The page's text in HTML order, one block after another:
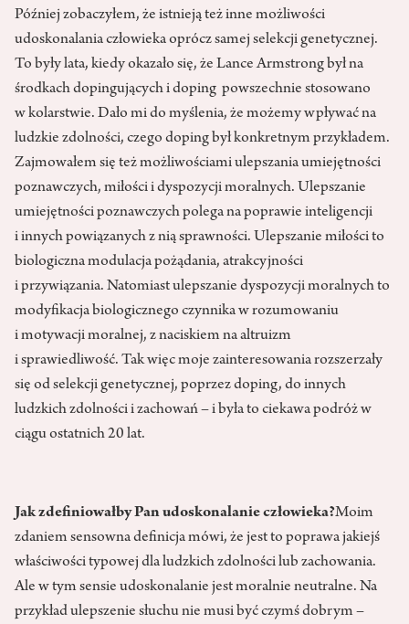
Później zobaczyłem, że istnieją też inne możliwości
udoskonalania człowieka oprócz samej selekcji genetycznej.
To były lata, kiedy okazało się, że Lance Armstrong był na
środkach dopingujących i doping powszechnie stosowano
w kolarstwie. Dało mi do myślenia, że możemy wpływać na
ludzkie zdolności, czego doping był konkretnym przykładem.
Zajmowałem się też możliwościami ulepszania umiejętności
poznawczych, miłości i dyspozycji moralnych. Ulepszanie
umiejętności poznawczych polega na poprawie inteligencji
i innych powiązanych z nią sprawności. Ulepszanie miłości to
biologiczna modulacja pożądania, atrakcyjności
i przywiązania. Natomiast ulepszanie dyspozycji moralnych to
modyfikacja biologicznego czynnika w rozumowaniu
i motywacji moralnej, z naciskiem na altruizm
i sprawiedliwość. Tak więc moje zainteresowania rozszerzały
się od selekcji genetycznej, poprzez doping, do innych
ludzkich zdolności i zachowań – i była to ciekawa podróż w
ciągu ostatnich 20 lat.
Jak zdefiniowałby Pan udoskonalanie człowieka?Moim
zdaniem sensowna definicja mówi, że jest to poprawa jakiejś
właściwości typowej dla ludzkich zdolności lub zachowania.
Ale w tym sensie udoskonalanie jest moralnie neutralne. Na
przykład ulepszenie słuchu nie musi być czymś dobrym –